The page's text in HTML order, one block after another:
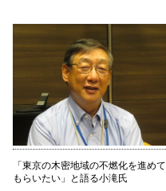
「東京の木密地域の不燃化を進めて
もらいたい」と語る小滝氏